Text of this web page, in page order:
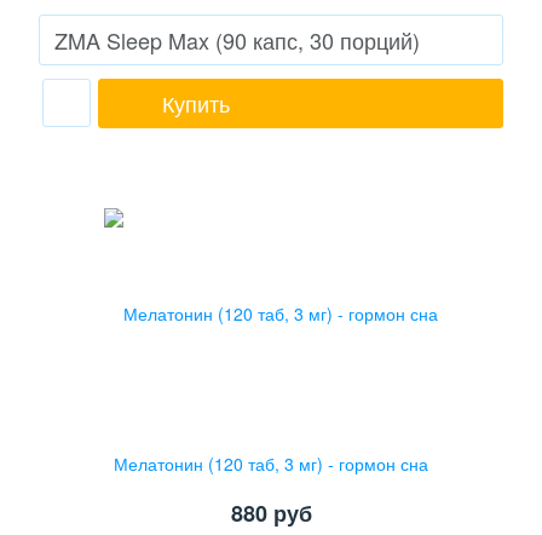
Купить
Мелатонин (120 таб, 3 мг) - гормон сна
880руб